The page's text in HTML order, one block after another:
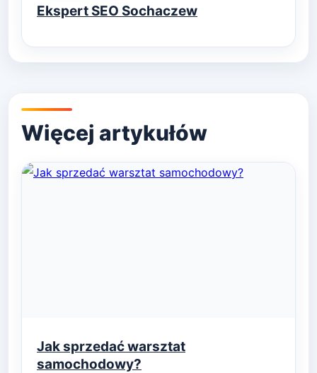
Ekspert SEO Sochaczew
Jak sprzedać warsztat
samochodowy?